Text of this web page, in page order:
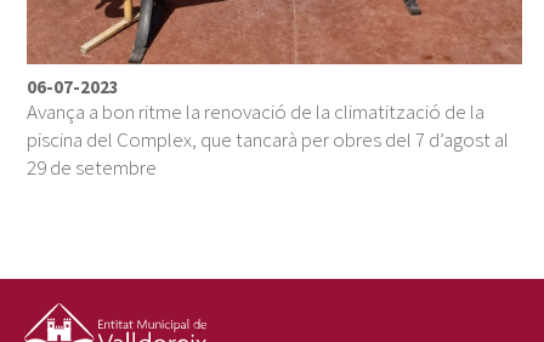
06-07-2023
Avança a bon ritme la renovació de la climatització de la
piscina del Complex, que tancarà per obres del 7 d’agost al
29 de setembre